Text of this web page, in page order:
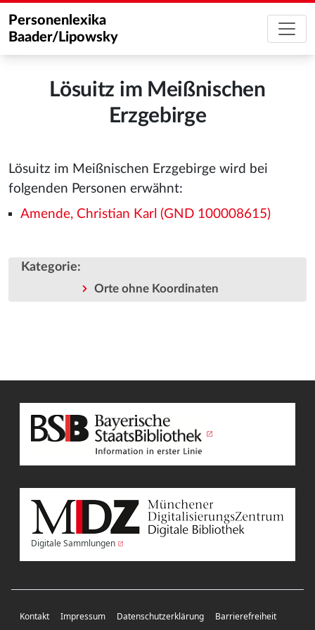
Personenlexika
Baader/Lipowsky
Lösuitz im Meißnischen
Erzgebirge
Lösuitz im Meißnischen Erzgebirge wird bei
folgenden Personen erwähnt:
Amende, Christian Karl (GND 100008615)
Kategorie:
Orte ohne Koordinaten
Digitale Sammlungen
Kontakt Impressum Datenschutzerklärung Barrierefreiheit